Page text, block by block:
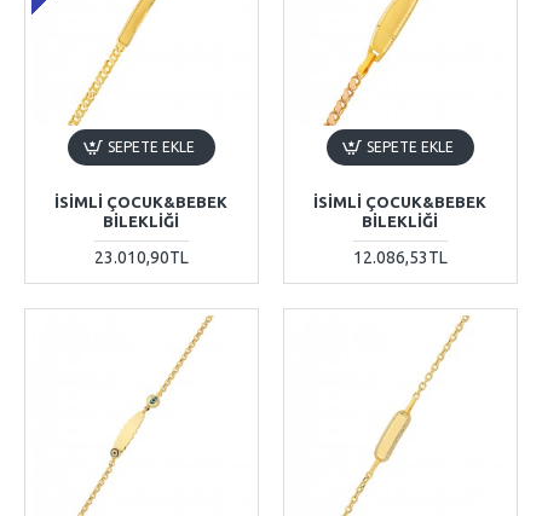
İSIMLI ÇOCUK&BEBEK
BILEKLIĞI
23.010,90TL
SEPETE EKLE
İSIMLI ÇOCUK&BEBEK
BILEKLIĞI
12.086,53TL
SEPETE EKLE